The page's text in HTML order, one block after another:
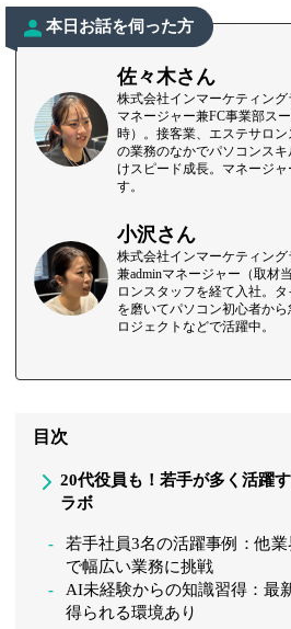
本日お話を伺った方
佐々木さん
株式会社インマーケティン
マネージャー兼FC事業部ス
時）。接客業、エステサロ
の業務のなかでパソコンス
けスピード成長。マネージ
す。
小沢さん
株式会社インマーケティン
兼adminマネージャー（取材
ロンスタッフを経て入社。
を磨いてパソコン初心者か
ロジェクトなどで活躍中。
目次
20代役員も！若手が多く活躍
ラボ
若手社員3名の活躍事例：他
で幅広い業務に挑戦
AI未経験からの知識習得：最
得られる環境あり